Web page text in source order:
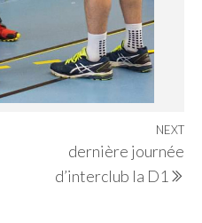
NEXT
dernière journée
d’interclub la D1